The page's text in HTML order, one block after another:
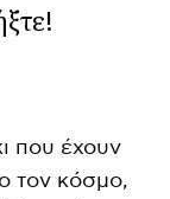
που έχουν
τον κόσμο,